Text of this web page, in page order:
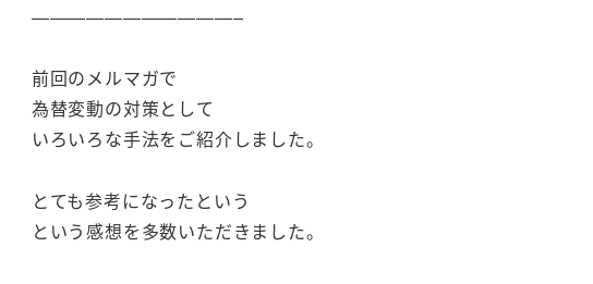
———————————–
前回のメルマガで
為替変動の対策として
いろいろな手法をご紹介しました。
とても参考になったという
という感想を多数いただきました。